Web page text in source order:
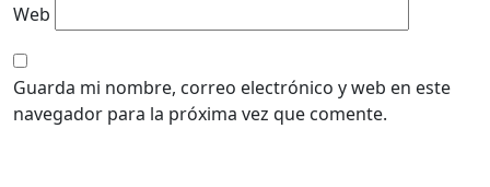
Web
Guarda mi nombre, correo electrónico y web en este
navegador para la próxima vez que comente.